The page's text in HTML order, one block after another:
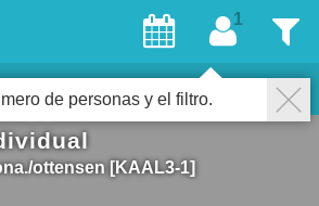
huéspedes filtro
de personas y el filtro.
ottensen KAAL3-1